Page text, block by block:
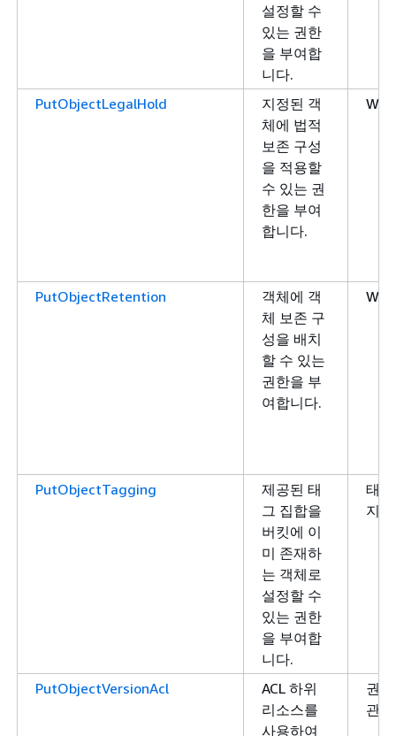
설정할 수
있는 권한
을 부여합
니다.
PutObjectLegalHold
지정된 객
체에 법적
보존 구성
을 적용할
수 있는 권
한을 부여
합니다.
PutObjectRetention
객체에 객
체 보존 구
성을 배치
할 수 있는
권한을 부
여합니다.
PutObjectTagging
제공된 태
그 집합을
버킷에 이
미 존재하
는 객체로
설정할 수
있는 권한
을 부여합
니다.
태그
지정
PutObjectVersionAcl
ACL 하위
리소스를
사용하여
권한
관리